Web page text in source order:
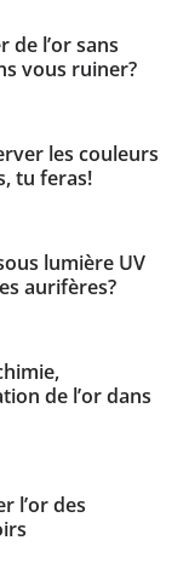
de l’or sans
vous ruiner?
les couleurs
tu feras!
lumière UV
aurifères?
de l’or dans
l’or des